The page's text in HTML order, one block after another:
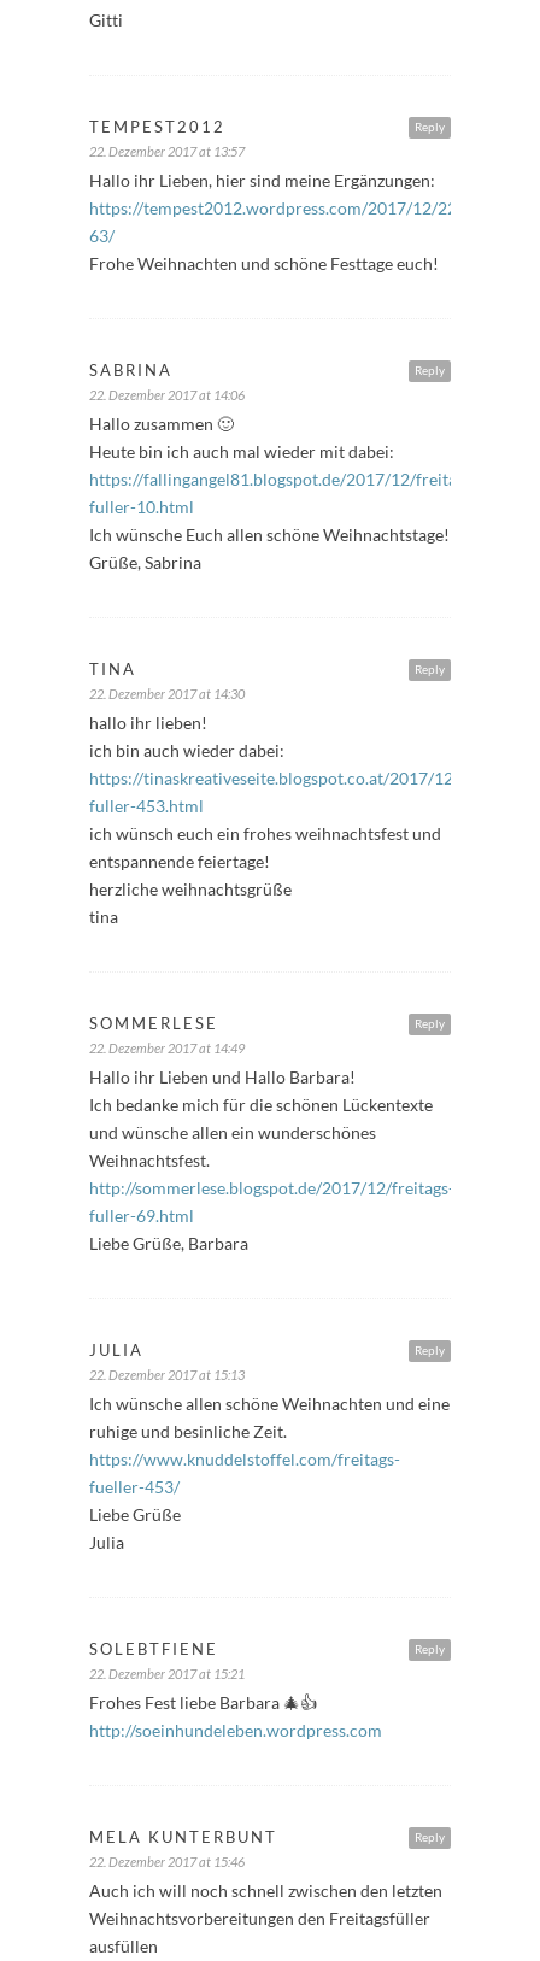
Gitti
Reply
TEMPEST2012
22. Dezember 2017 at 13:57
Hallo ihr Lieben, hier sind meine Ergänzungen:
https://tempest2012.wordpress.com/2017/12/22/
63/
Frohe Weihnachten und schöne Festtage euch!
Reply
SABRINA
22. Dezember 2017 at 14:06
Hallo zusammen 🙂
Heute bin ich auch mal wieder mit dabei:
https://fallingangel81.blogspot.de/2017/12/freitags-
fuller-10.html
Ich wünsche Euch allen schöne Weihnachtstage!
Grüße, Sabrina
Reply
TINA
22. Dezember 2017 at 14:30
hallo ihr lieben!
ich bin auch wieder dabei:
https://tinaskreativeseite.blogspot.co.at/2017/12/freitags-
fuller-453.html
ich wünsch euch ein frohes weihnachtsfest und
entspannende feiertage!
herzliche weihnachtsgrüße
tina
Reply
SOMMERLESE
22. Dezember 2017 at 14:49
Hallo ihr Lieben und Hallo Barbara!
Ich bedanke mich für die schönen Lückentexte
und wünsche allen ein wunderschönes
Weihnachtsfest.
http://sommerlese.blogspot.de/2017/12/freitags-
fuller-69.html
Liebe Grüße, Barbara
Reply
JULIA
22. Dezember 2017 at 15:13
Ich wünsche allen schöne Weihnachten und eine
ruhige und besinliche Zeit.
https://www.knuddelstoffel.com/freitags-
fueller-453/
Liebe Grüße
Julia
Reply
SOLEBTFIENE
22. Dezember 2017 at 15:21
Frohes Fest liebe Barbara 🎄👍
http://soeinhundeleben.wordpress.com
Reply
MELA KUNTERBUNT
22. Dezember 2017 at 15:46
Auch ich will noch schnell zwischen den letzten
Weihnachtsvorbereitungen den Freitagsfüller
ausfüllen